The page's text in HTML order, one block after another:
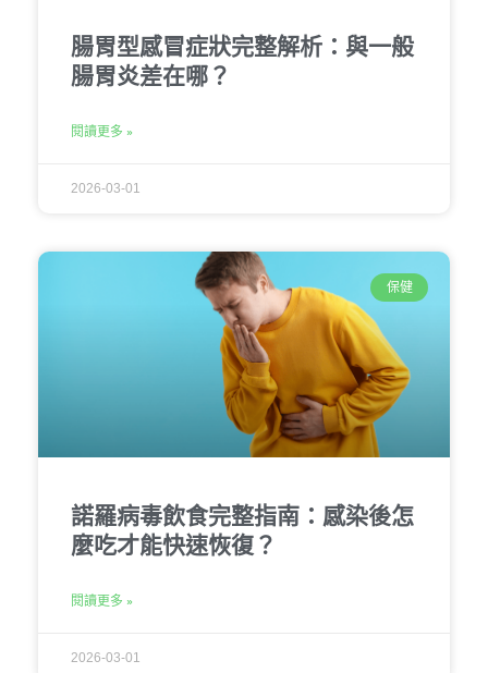
腸胃型感冒症狀完整解析：與一般
腸胃炎差在哪？
閱讀更多 »
2026-03-01
保健
諾羅病毒飲食完整指南：感染後怎
麼吃才能快速恢復？
閱讀更多 »
2026-03-01